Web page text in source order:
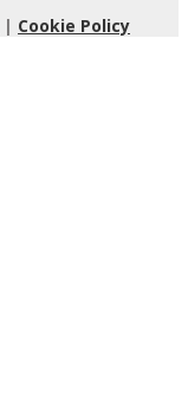
| Cookie Policy